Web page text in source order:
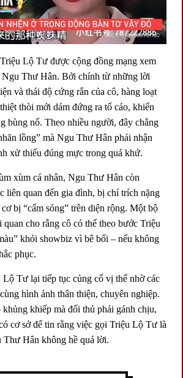
Lộ Tư được cộng đồng mạng xem
Ngu Thư Hân. Bởi chính từ những lời
và thái độ cứng rắn của cô, hàng loạt
thòi mới dám đứng ra tố cáo, khiến
bùng nổ. Theo nhiều người, đây chẳng
lồng” mà Ngu Thư Hân phải nhận
xử thiếu đúng mực trong quá khứ.
xùm cá nhân, Ngu Thư Hân còn
liên quan đến gia đình, bị chỉ trích nặng
bị “cấm sóng” trên diện rộng. Một bộ
quan cho rằng cô có thể theo bước Triệu
khỏi showbiz vì bê bối – nếu không
phục.
Tư lại tiếp tục củng cố vị thế nhờ các
hình ảnh thân thiện, chuyên nghiệp.
khiếp mà đối thủ phải gánh chịu,
cơ sở để tin rằng việc gọi Triệu Lộ Tư là
Thư Hân không hề quá lời.